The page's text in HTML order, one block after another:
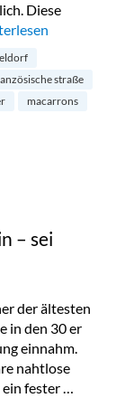
Diese
auf der
straße
macarrons
– sei
der ältesten
in den 30 er
einnahm.
nahtlose
ein fester …